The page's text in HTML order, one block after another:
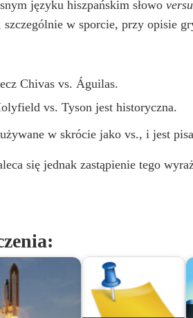
języku hiszpańskim słowo
szczególnie w sporcie, przy opisie
Chivas vs. Águilas.
vs. Tyson jest historyczna.
używane w skrócie jako vs., i jest
się jednak zastąpienie tego